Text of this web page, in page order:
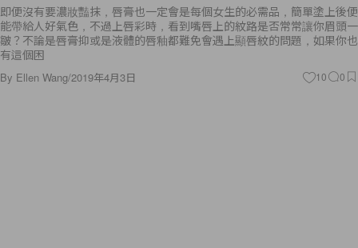
即便沒有要濃妝豔抹，唇膏也一定會是每個女生的必需品，簡單塗上後便
能帶給人好氣色，不過上唇彩時，看到嘴唇上的紋路是否常常讓你眉頭一
皺？不論是唇膏抑或是液體的唇釉都難免會遇上顯唇紋的問題，如果你也
有這個困
By Ellen Wang/2019年4月3日 10 0